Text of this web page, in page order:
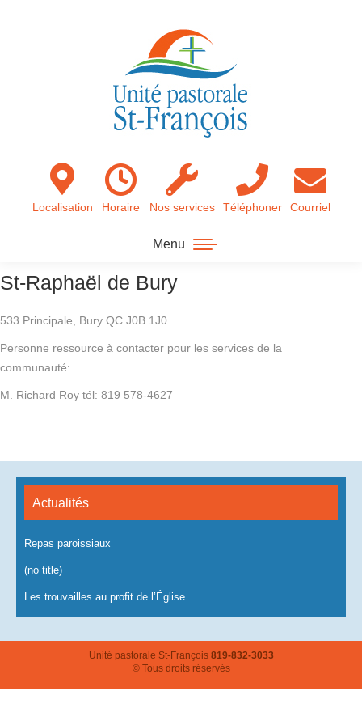
Menu
Localisation Horaire Nos services Téléphoner Courriel
St-Raphaël de Bury
533 Principale Bury QC J0B 1J0
Personne ressource à contacter pour les services de la
communauté:
M. Richard Roy tél: 819 578-4627
Actualités
Repas paroissiaux
(no title)
Les trouvailles au profit de l’Église
Unité pastorale St-François 819-832-3033
© Tous droits réservés